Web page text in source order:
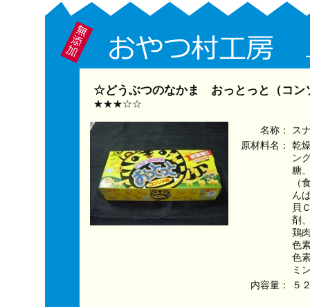
☆どうぶつのなかま おっとっと（コ
★★★☆☆
名称：
ス
原材料名：
乾
ン
糖
（
ん
貝
剤
鶏
色
色
ミ
内容量：
５